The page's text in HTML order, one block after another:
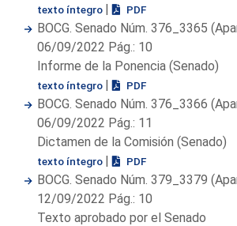
texto íntegro | PDF
BOCG. Senado Núm. 376_3365
06/09/2022 Pág.: 10
Informe de la Ponencia (Senado)
texto íntegro | PDF
BOCG. Senado Núm. 376_3366
06/09/2022 Pág.: 11
Dictamen de la Comisión (Senado)
texto íntegro | PDF
BOCG. Senado Núm. 379_3379
12/09/2022 Pág.: 10
Texto aprobado por el Senado